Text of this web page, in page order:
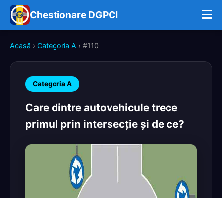
Chestionare DGPCI
Acasă › Categoria A › #110
Categoria A
Care dintre autovehicule trece
primul prin intersecţie şi de ce?